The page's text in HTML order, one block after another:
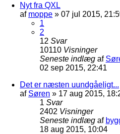
Nyt fra QXL
af moppe » 07 jul 2015,
1
2
12 Svar
10110 Visninger
Seneste indlæg af
02 sep 2015, 22:41
Det er næsten uundgåeligt...
af Søren » 17 aug 2015,
1 Svar
2402 Visninger
Seneste indlæg af
18 aug 2015, 10:04